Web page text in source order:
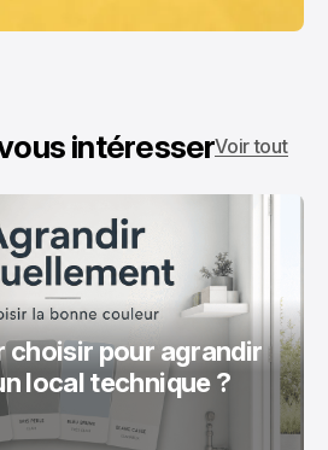
intéresserVoir tout
choisir pour agrandir
local technique ?